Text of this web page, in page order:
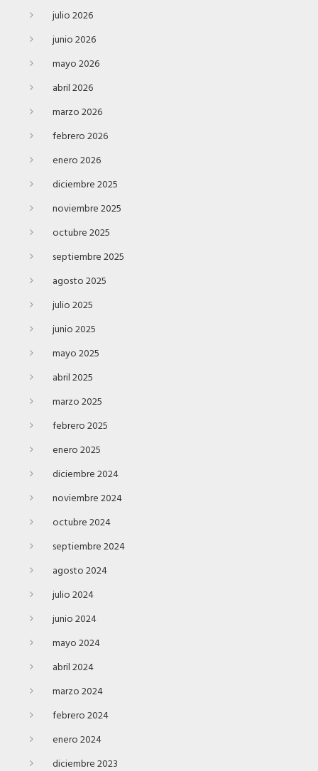
julio 2026
junio 2026
mayo 2026
abril 2026
marzo 2026
febrero 2026
enero 2026
diciembre 2025
noviembre 2025
octubre 2025
septiembre 2025
agosto 2025
julio 2025
junio 2025
mayo 2025
abril 2025
marzo 2025
febrero 2025
enero 2025
diciembre 2024
noviembre 2024
octubre 2024
septiembre 2024
agosto 2024
julio 2024
junio 2024
mayo 2024
abril 2024
marzo 2024
febrero 2024
enero 2024
diciembre 2023